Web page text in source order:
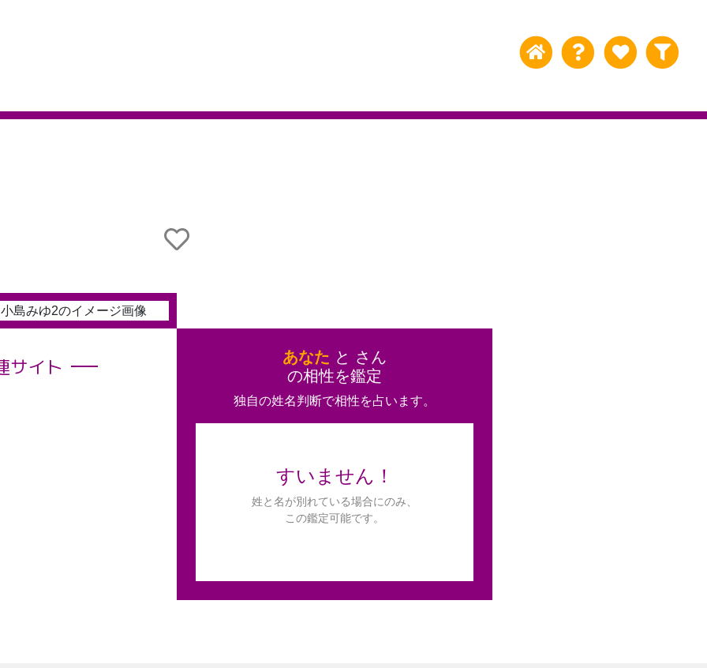
サイト あなた と さん
の相性を鑑定
独自の姓名判断で相性を占います。
すいません！
姓と名が別れている場合にのみ、
この鑑定可能です。